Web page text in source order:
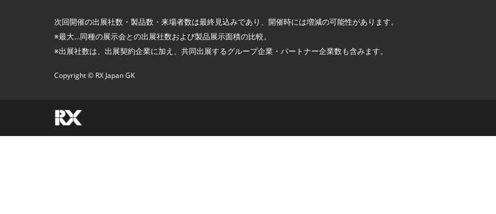
次回開催の出展社数・製品数・来場者数は最終見込みであり、開催時には増減の可能性があります。
※最大…同種の展示会との出展社数および製品展示面積の比較。
※出展社数は、出展契約企業に加え、共同出展するグループ企業・パートナー企業数も含みます。
Copyright © RX Japan GK